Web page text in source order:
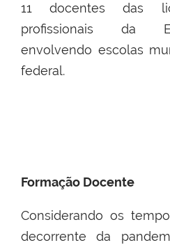
11 docentes das
profissionais da
envolvendo escolas
federal.
Formação Docente
Considerando os
decorrente da